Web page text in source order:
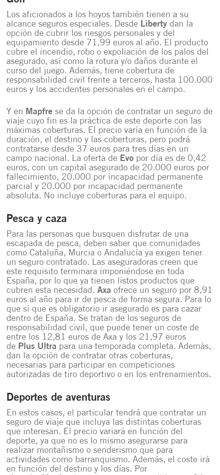
Los aficionados a los hoyos también tienen a su
alcance seguros especiales. Desde Liberty dan la
opción de cubrir los riesgos personales y del
equipamiento desde 71,99 euros al año. El producto
cubre el incendio, robo o expoliación de los palos del
asegurado, así como la rotura y/o daños durante el
curso del juego. Además, tiene cobertura de
responsabilidad civil frente a terceros, hasta 100.000
euros y los accidentes personales en el campo.
Y en Mapfrese da la opción de contratar un seguro de
viaje cuyo fin es la práctica de este deporte con las
máximas coberturas. El precio varía en función de la
duración, el destino y las coberturas, pero podrá
contratarse desde 37 euros para tres días en un
campo nacional. La oferta de Evo por día es de 0,42
euros, con un capital asegurado de 20.000 euros por
fallecimiento, 20.000 por incapacidad permanente
parcial y 20.000 por incapacidad permanente
absoluta. No incluye coberturas para el equipo.
Pesca y caza
Para las personas que busquen disfrutar de una
escapada de pesca, deben saber que comunidades
como Cataluña, Murcia o Andalucía ya exigen tener
un seguro contratado. Las aseguradoras creen que
este requisito terminara imponiéndose en toda
España, por lo que ya tienen listos productos que
cubren esta necesidad.Axaofrece un seguro por 8,91
euros al año para ir de pesca de forma segura. Para lo
que sí que es obligatorio ir asegurado es para cazar
dentro de España. Se tratan de los seguros de
responsabilidad civil, que puede tener un coste de
entre los 12,81 euros de Axa y los 21,97 euros
de Plus Ultra para una temporada completa. Además,
dan la opción de contratar otras coberturas,
necesarias para participar en competiciones
autorizadas de tiro deportivo o en los entrenamientos.
Deportes de aventuras
En estos casos, el particular tendrá que contratar un
seguro de viaje que incluya las distintas coberturas
que interesan. El precio variará en función del
deporte, ya que no es lo mismo asegurarse para
realizar montañismo o senderismo que para
actividades como barranquismo. Además, el coste irá
en función del destino y los días. Por